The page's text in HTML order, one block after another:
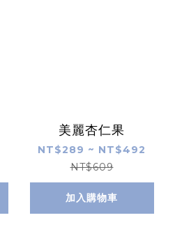
美麗杏仁果
NT$289 ~ NT$492
NT$609
加入購物車